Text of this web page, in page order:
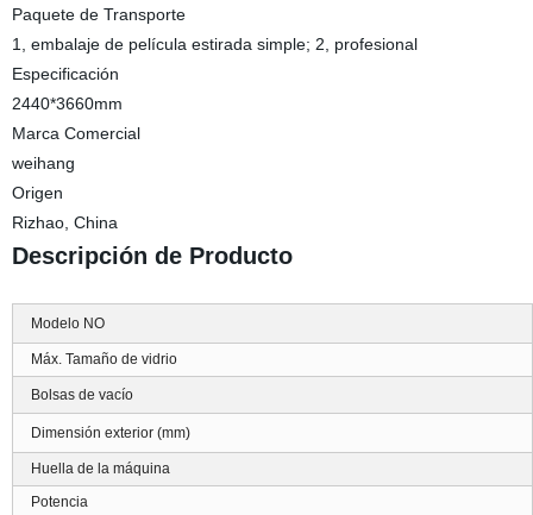
Paquete de Transporte
1, embalaje de película estirada simple; 2, profesional
Especificación
2440*3660mm
Marca Comercial
weihang
Origen
Rizhao, China
Descripción de Producto
Modelo NO
Máx. Tamaño de vidrio
Bolsas de vacío
Dimensión exterior (mm)
Huella de la máquina
Potencia